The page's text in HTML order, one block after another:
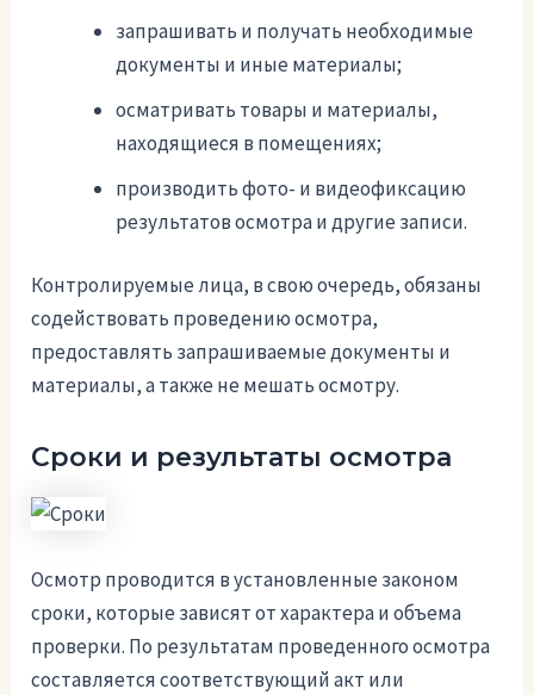
запрашивать и получать необходимые
документы и иные материалы;
осматривать товары и материалы,
находящиеся в помещениях;
производить фото- и видеофиксацию
результатов осмотра и другие записи.
Контролируемые лица, в свою очередь, обязаны
содействовать проведению осмотра,
предоставлять запрашиваемые документы и
материалы, а также не мешать осмотру.
Сроки и результаты осмотра
Осмотр проводится в установленные законом
сроки, которые зависят от характера и объема
проверки. По результатам проведенного осмотра
составляется соответствующий акт или